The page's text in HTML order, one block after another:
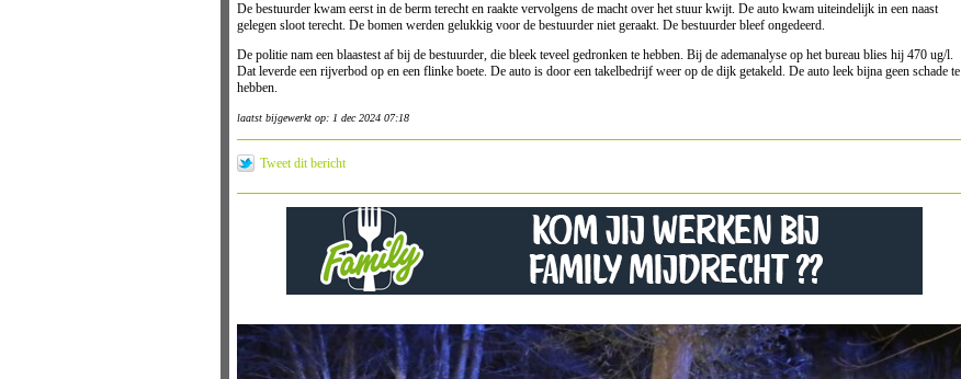
De bestuurder kwam eerst in de berm terecht en raakte vervolgens de macht over het stuur kwijt. De auto kwam uiteindelijk in een naast
gelegen sloot terecht. De bomen werden gelukkig voor de bestuurder niet geraakt. De bestuurder bleef ongedeerd.
De politie nam een blaastest af bij de bestuurder, die bleek teveel gedronken te hebben. Bij de ademanalyse op het bureau blies hij 470 ug/l.
Dat leverde een rijverbod op en een flinke boete. De auto is door een takelbedrijf weer op de dijk getakeld. De auto leek bijna geen schade te
hebben.
laatst bijgewerkt op: 1 dec 2024 07:18
Tweet dit bericht